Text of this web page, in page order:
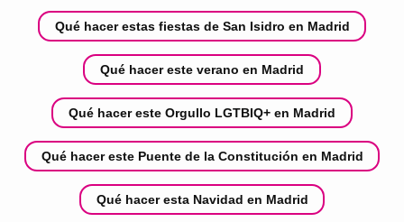
Qué hacer estas fiestas de San Isidro en Madrid
Qué hacer este verano en Madrid
Qué hacer este Orgullo LGTBIQ+ en Madrid
Qué hacer este Puente de la Constitución en Madrid
Qué hacer esta Navidad en Madrid